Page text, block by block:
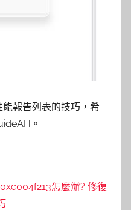
報告列表的技巧，希
。
怎麼辦? 修復